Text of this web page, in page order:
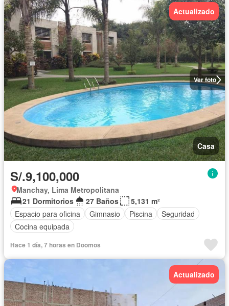
Ver foto
Actualizado
Casa
S/.9,100,000
Manchay, Lima Metropolitana
21 Dormitorios
27 Baños
5,131 m²
Espacio para oficina
Gimnasio Piscina
Seguridad
Cocina equipada
Hace 1 día, 7 horas en Doomos
Actualizado